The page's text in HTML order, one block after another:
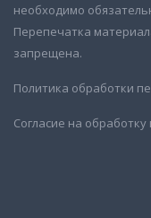
необходимо
Перепечатка
запрещена.
Политика обработки
Согласие на